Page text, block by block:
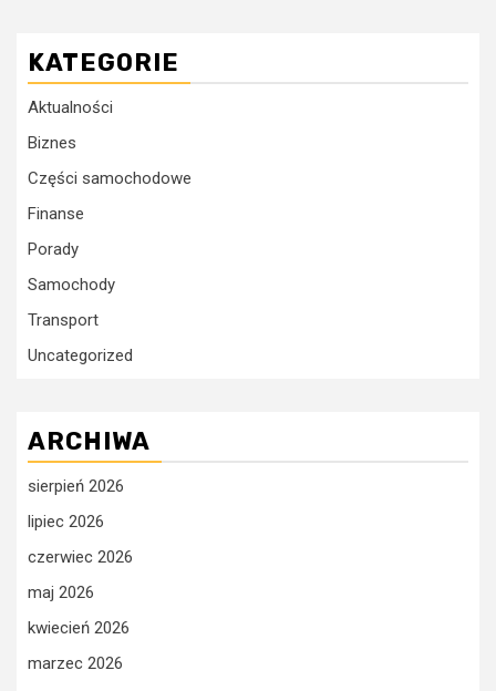
KATEGORIE
Aktualności
Biznes
Części samochodowe
Finanse
Porady
Samochody
Transport
Uncategorized
ARCHIWA
sierpień 2026
lipiec 2026
czerwiec 2026
maj 2026
kwiecień 2026
marzec 2026